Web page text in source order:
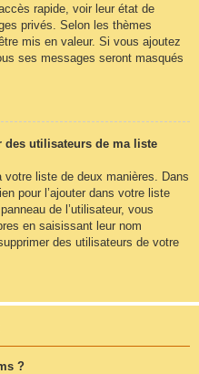
rapide, voir leur état de
privés. Selon les thèmes
mis en valeur. Si vous ajoutez
ses messages seront masqués
utilisateurs de ma liste
liste de deux manières. Dans
pour l’ajouter dans votre liste
de l’utilisateur, vous
en saisissant leur nom
des utilisateurs de votre
?